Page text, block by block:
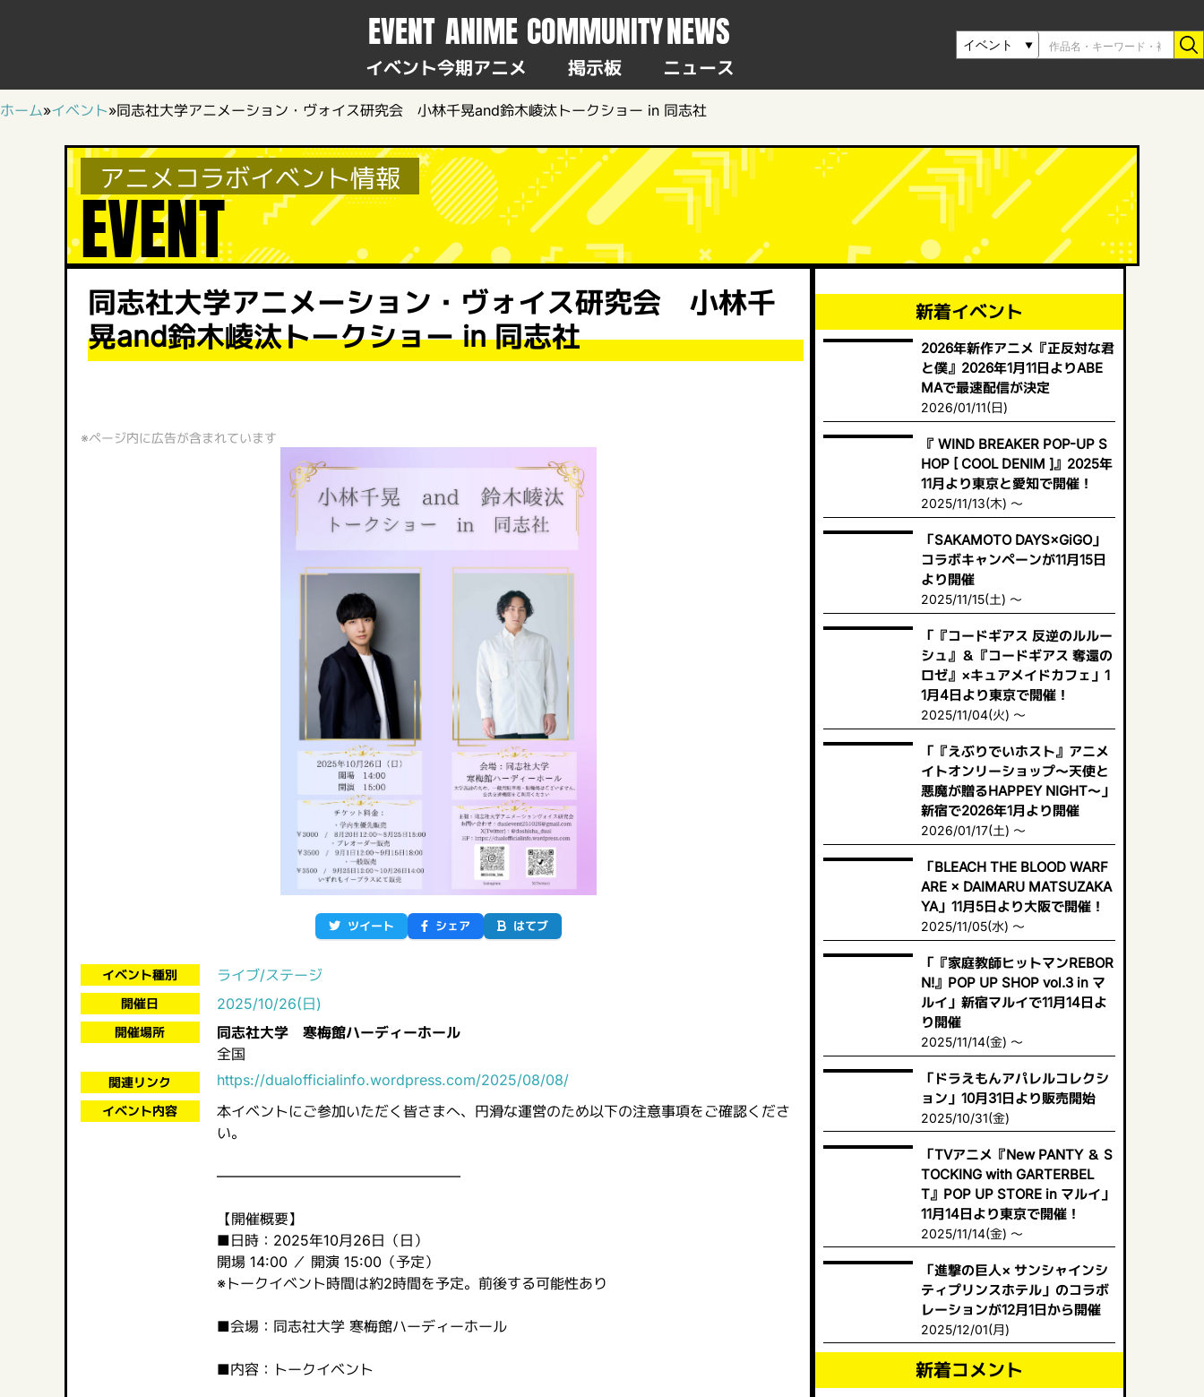
EVENT
イベント
ANIME
今期アニメ
COMMUNITY
掲示板
NEWS
ニュース
ホーム»イベント»同志社大学アニメーション・ヴォイス研究会 小林千晃and鈴木崚汰トークショー in 同志社
アニメコラボイベント情報
EVENT
同志社大学アニメーション・ヴォイス研究会 小林千
晃and鈴木崚汰トークショー in 同志社
※ページ内に広告が含まれています
ツイート シェア はてブ
イベント種別 ライブ/ステージ
開催日 2025/10/26(日)
開催場所
同志社大学 寒梅館ハーディーホール
全国
関連リンク https://dualofficialinfo.wordpress.com/2025/08/08/
イベント内容
本イベントにご参加いただく皆さまへ、円滑な運営のため以下の注意事項をご確認くださ
い。
―――――――――――――――――
【開催概要】
■日時：2025年10月26日（日）
開場 14:00 ／ 開演 15:00（予定）
※トークイベント時間は約2時間を予定。前後する可能性あり
■会場：同志社大学 寒梅館ハーディーホール
■内容：トークイベント
新着イベント
2026年新作アニメ『正反対な君
と僕』2026年1月11日よりABE
MAで最速配信が決定
2026/01/11(日)
『 WIND BREAKER POP-UP S
HOP [ COOL DENIM ]』2025年
11月より東京と愛知で開催！
2025/11/13(木) ～
「SAKAMOTO DAYS×GiGO」
コラボキャンペーンが11月15日
より開催
2025/11/15(土) ～
「『コードギアス 反逆のルルー
シュ』＆『コードギアス 奪還の
ロゼ』×キュアメイドカフェ」1
1月4日より東京で開催！
2025/11/04(火) ～
「『えぶりでいホスト』アニメ
イトオンリーショップ〜天使と
悪魔が贈るHAPPEY NIGHT〜」
新宿で2026年1月より開催
2026/01/17(土) ～
「BLEACH THE BLOOD WARF
ARE × DAIMARU MATSUZAKA
YA」11月5日より大阪で開催！
2025/11/05(水) ～
「『家庭教師ヒットマンREBOR
N!』POP UP SHOP vol.3 in マ
ルイ」新宿マルイで11月14日よ
り開催
2025/11/14(金) ～
「ドラえもんアパレルコレクシ
ョン」10月31日より販売開始
2025/10/31(金)
「TVアニメ『New PANTY ＆ S
TOCKING with GARTERBEL
T』POP UP STORE in マルイ」
11月14日より東京で開催！
2025/11/14(金) ～
「進撃の巨人× サンシャインシ
ティプリンスホテル」のコラボ
レーションが12月1日から開催
2025/12/01(月)
新着コメント